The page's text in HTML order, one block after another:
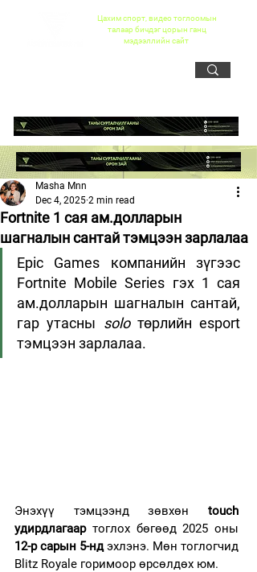
Цахим спорт, видео тоглоомын
талаар бичдэг цорын ганц
мэдээллийн сайт
Fortnite 1 сая ам.долларын
шагналын сантай тэмцээн зарлалаа
Masha Mnn
Dec 4, 2025 2 min read
Epic Games компанийн зүгээс
Fortnite Mobile Series гэх 1 сая
ам.долларын шагналын сантай,
гар утасны solo төрлийн esport
тэмцээн зарлалаа.
Энэхүү тэмцээнд зөвхөн touch
удирдлагаар
12-р сарын 5-нд эхлэнэ. Мөн тоглогчид
Blitz Royale горимоор өрсөлдөх юм.